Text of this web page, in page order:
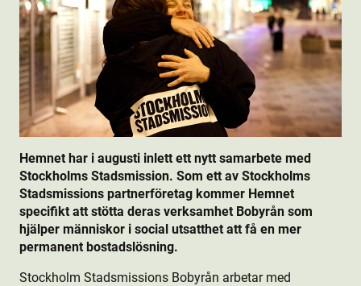
Hemnet har i augusti inlett ett nytt samarbete med
Stockholms Stadsmission. Som ett av Stockholms
Stadsmissions partnerföretag kommer Hemnet
specifikt att stötta deras verksamhet Bobyrån som
hjälper människor i social utsatthet att få en mer
permanent bostads­lösning.
Stockholm Stadsmissions Bobyrån arbetar med